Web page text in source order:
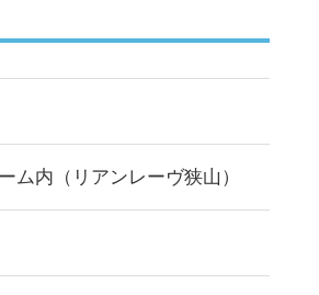
内（リアンレーヴ狭山）